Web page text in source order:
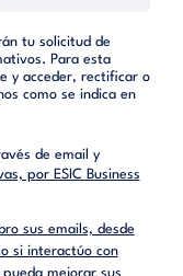
tu solicitud de
Para esta
y acceder, rectificar o
como se indica en
de email y
por ESIC Business
sus emails, desde
si interactúo con